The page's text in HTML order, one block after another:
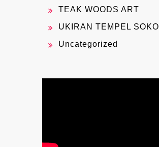
TEAK WOODS ART
UKIRAN TEMPEL SOKO
Uncategorized